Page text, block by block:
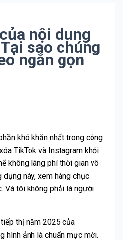
nội dung
sao chúng
ngắn gọn
khó khăn nhất trong công
TikTok và Instagram khỏi
không lãng phí thời gian vô
này, xem hàng chục
Và tôi không phải là người
thị năm 2025 của
hình ảnh là chuẩn mực mới.